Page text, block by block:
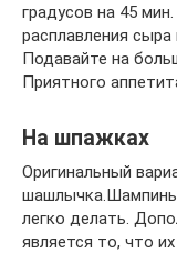
градусов на 45
расплавления сыра
Подавайте на
Приятного
На шпажках
Оригинальный
легко делать.
является то, что